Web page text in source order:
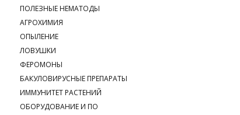
ПОЛЕЗНЫЕ НЕМАТОДЫ
АГРОХИМИЯ
ОПЫЛЕНИЕ
ЛОВУШКИ
ФЕРОМОНЫ
БАКУЛОВИРУСНЫЕ ПРЕПАРАТЫ
ИММУНИТЕТ РАСТЕНИЙ
ОБОРУДОВАНИЕ И ПО